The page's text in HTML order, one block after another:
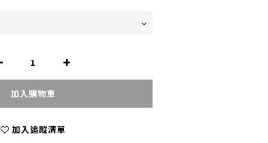
加入購物車
加入追蹤清單